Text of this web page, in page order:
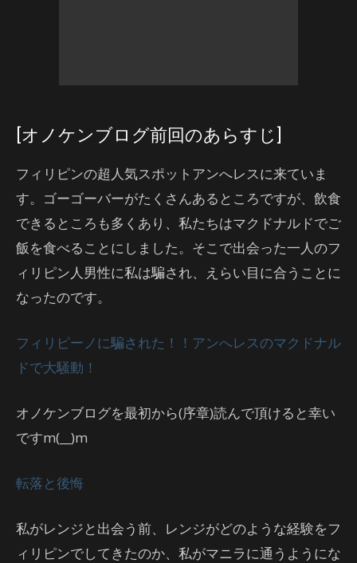
[オノケンブログ前回のあらすじ]
フィリピンの超人気スポットアンへレスに来ていま
す。ゴーゴーバーがたくさんあるところですが、飲食
できるところも多くあり、私たちはマクドナルドでご
飯を食べることにしました。そこで出会った一人のフ
ィリピン人男性に私は騙され、えらい目に合うことに
なったのです。
フィリピーノに騙された！！アンへレスのマクドナル
ドで大騒動！
オノケンブログを最初から(序章)読んで頂けると幸い
ですm(__)m
転落と後悔
私がレンジと出会う前、レンジがどのような経験をフ
ィリピンでしてきたのか、私がマニラに通うようにな